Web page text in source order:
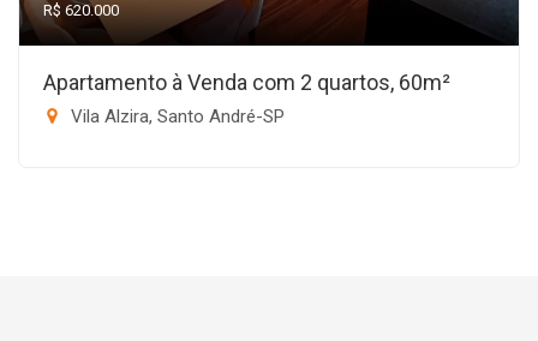
R$ 620.000
Apartamento à Venda com 2 quartos, 60m²
Vila Alzira, Santo André-SP